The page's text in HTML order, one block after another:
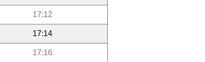
17:12
17:14
17:16